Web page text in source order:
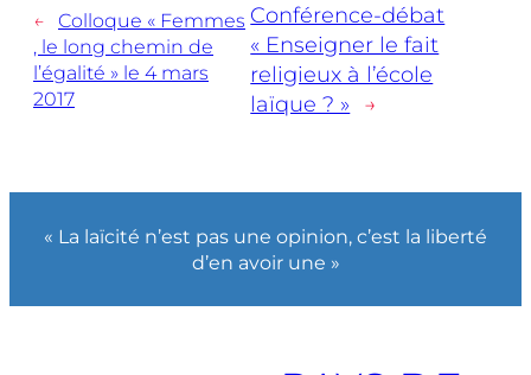
← Colloque « Femmes
, le long chemin de
l’égalité » le 4 mars
2017
Conférence-débat
« Enseigner le fait
religieux à l’école
laïque ? »
→
« La laïcité n’est pas une opinion, c’est la liberté
d’en avoir une »